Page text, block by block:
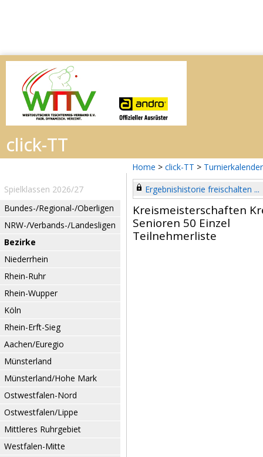
Home > click-TT > Turnierkalender
Spielklassen 2026/27
Bundes-/Regional-/Oberligen
NRW-/Verbands-/Landesligen
Bezirke
Niederrhein
Rhein-Ruhr
Rhein-Wupper
Köln
Rhein-Erft-Sieg
Aachen/Euregio
Münsterland
Münsterland/Hohe Mark
Ostwestfalen-Nord
Ostwestfalen/Lippe
Mittleres Ruhrgebiet
Westfalen-Mitte
Ergebnishistorie freischalten ...
Kreismeisterschaften
Senioren 50 Einzel
Teilnehmerliste